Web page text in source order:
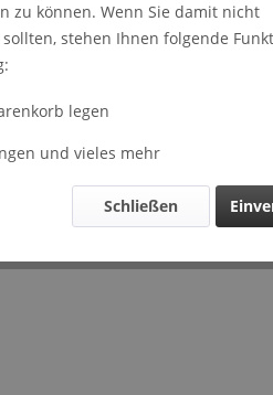
zu können. Wenn Sie damit nicht
stehen Ihnen folgende
legen
und vieles mehr
Schließen